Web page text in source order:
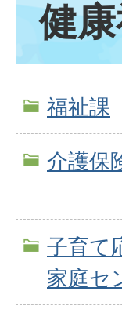
健
福祉課
介護保
子育て
家庭セ